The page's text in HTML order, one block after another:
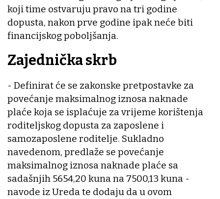
koji time ostvaruju pravo na tri godine
dopusta, nakon prve godine ipak neće biti
financijskog poboljšanja.
Zajednička skrb
- Definirat će se zakonske pretpostavke za
povećanje maksimalnog iznosa naknade
plaće koja se isplaćuje za vrijeme korištenja
roditeljskog dopusta za zaposlene i
samozaposlene roditelje. Sukladno
navedenom, predlaže se povećanje
maksimalnog iznosa naknade plaće sa
sadašnjih 5654,20 kuna na 7500,13 kuna -
navode iz Ureda te dodaju da u ovom